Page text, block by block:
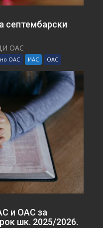
септембарски
ОАС
ОАС ИАС ОАС
и ОАС за
шк. 2025/2026.